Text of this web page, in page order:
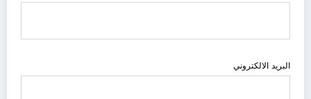
البريد الالكتروني